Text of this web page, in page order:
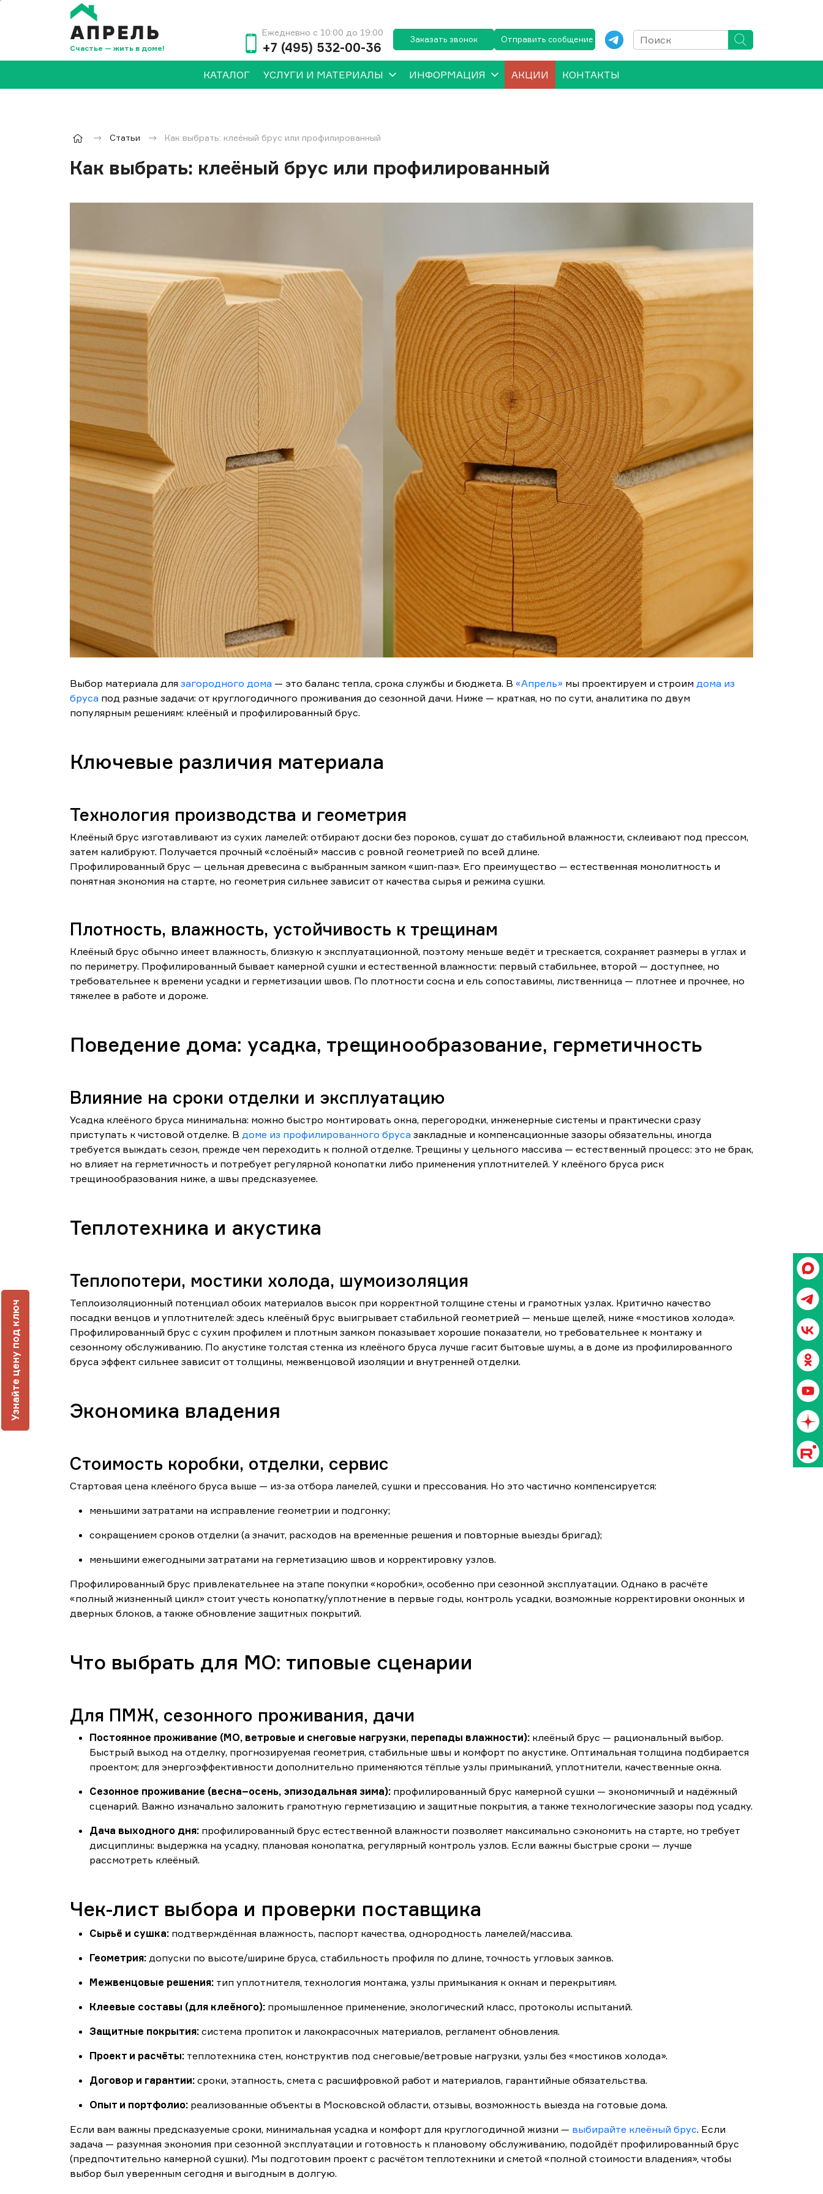
Счастье — жить в доме!
Ежедневно с 10:00 до 19:00
+7 (495) 532-00-36
Заказать звонок Отправить сообщение
КАТАЛОГ УСЛУГИ И МАТЕРИАЛЫ ИНФОРМАЦИЯ АКЦИИ КОНТАКТЫ
Статьи Как выбрать: клеёный брус или профилированный
Как выбрать: клеёный брус или профилированный
Выбор материала для загородного дома — это баланс тепла, срока службы и бюджета. В «Апрель» мы проектируем и строим дома из
бруса под разные задачи: от круглогодичного проживания до сезонной дачи. Ниже — краткая, но по сути, аналитика по двум
популярным решениям: клеёный и профилированный брус.
Ключевые различия материала
Технология производства и геометрия
Клеёный брус изготавливают из сухих ламелей: отбирают доски без пороков, сушат до стабильной влажности, склеивают под прессом,
затем калибруют. Получается прочный «слоёный» массив с ровной геометрией по всей длине.
Профилированный брус — цельная древесина с выбранным замком «шип-паз». Его преимущество — естественная монолитность и
понятная экономия на старте, но геометрия сильнее зависит от качества сырья и режима сушки.
Плотность, влажность, устойчивость к трещинам
Клеёный брус обычно имеет влажность, близкую к эксплуатационной, поэтому меньше ведёт и трескается, сохраняет размеры в углах и
по периметру. Профилированный бывает камерной сушки и естественной влажности: первый стабильнее, второй — доступнее, но
требовательнее к времени усадки и герметизации швов. По плотности сосна и ель сопоставимы, лиственница — плотнее и прочнее, но
тяжелее в работе и дороже.
Поведение дома: усадка, трещинообразование, герметичность
Влияние на сроки отделки и эксплуатацию
Усадка клеёного бруса минимальна: можно быстро монтировать окна, перегородки, инженерные системы и практически сразу
приступать к чистовой отделке. В доме из профилированного бруса закладные и компенсационные зазоры обязательны, иногда
требуется выждать сезон, прежде чем переходить к полной отделке. Трещины у цельного массива — естественный процесс: это не брак,
но влияет на герметичность и потребует регулярной конопатки либо применения уплотнителей. У клеёного бруса риск
трещинообразования ниже, а швы предсказуемее.
Теплотехника и акустика
Теплопотери, мостики холода, шумоизоляция
Теплоизоляционный потенциал обоих материалов высок при корректной толщине стены и грамотных узлах. Критично качество
посадки венцов и уплотнителей: здесь клеёный брус выигрывает стабильной геометрией — меньше щелей, ниже «мостиков холода».
Профилированный брус с сухим профилем и плотным замком показывает хорошие показатели, но требовательнее к монтажу и
сезонному обслуживанию. По акустике толстая стенка из клеёного бруса лучше гасит бытовые шумы, а в доме из профилированного
бруса эффект сильнее зависит от толщины, межвенцовой изоляции и внутренней отделки.
Экономика владения
Стоимость коробки, отделки, сервис
Стартовая цена клеёного бруса выше — из-за отбора ламелей, сушки и прессования. Но это частично компенсируется:
меньшими затратами на исправление геометрии и подгонку;
сокращением сроков отделки (а значит, расходов на временные решения и повторные выезды бригад);
меньшими ежегодными затратами на герметизацию швов и корректировку узлов.
Профилированный брус привлекательнее на этапе покупки «коробки», особенно при сезонной эксплуатации. Однако в расчёте
«полный жизненный цикл» стоит учесть конопатку/уплотнение в первые годы, контроль усадки, возможные корректировки оконных и
дверных блоков, а также обновление защитных покрытий.
Что выбрать для МО: типовые сценарии
Для ПМЖ, сезонного проживания, дачи
Постоянное проживание (МО, ветровые и снеговые нагрузки, перепады влажности): клеёный брус — рациональный выбор.
Быстрый выход на отделку, прогнозируемая геометрия, стабильные швы и комфорт по акустике. Оптимальная толщина подбирается
проектом; для энергоэффективности дополнительно применяются тёплые узлы примыканий, уплотнители, качественные окна.
Сезонное проживание (весна–осень, эпизодальная зима): профилированный брус камерной сушки — экономичный и надёжный
сценарий. Важно изначально заложить грамотную герметизацию и защитные покрытия, а также технологические зазоры под усадку.
Дача выходного дня: профилированный брус естественной влажности позволяет максимально сэкономить на старте, но требует
дисциплины: выдержка на усадку, плановая конопатка, регулярный контроль узлов. Если важны быстрые сроки — лучше
рассмотреть клеёный.
Чек-лист выбора и проверки поставщика
Сырьё и сушка: подтверждённая влажность, паспорт качества, однородность ламелей/массива.
Геометрия: допуски по высоте/ширине бруса, стабильность профиля по длине, точность угловых замков.
Межвенцовые решения: тип уплотнителя, технология монтажа, узлы примыкания к окнам и перекрытиям.
Клеевые составы (для клеёного): промышленное применение, экологический класс, протоколы испытаний.
Защитные покрытия: система пропиток и лакокрасочных материалов, регламент обновления.
Проект и расчёты: теплотехника стен, конструктив под снеговые/ветровые нагрузки, узлы без «мостиков холода».
Договор и гарантии: сроки, этапность, смета с расшифровкой работ и материалов, гарантийные обязательства.
Опыт и портфолио: реализованные объекты в Московской области, отзывы, возможность выезда на готовые дома.
Если вам важны предсказуемые сроки, минимальная усадка и комфорт для круглогодичной жизни — выбирайте клеёный брус. Если
задача — разумная экономия при сезонной эксплуатации и готовность к плановому обслуживанию, подойдёт профилированный брус
(предпочтительно камерной сушки). Мы подготовим проект с расчётом теплотехники и сметой «полной стоимости владения», чтобы
выбор был уверенным сегодня и выгодным в долгую.
У
з
н
а
й
т
е
ц
е
н
у
п
о
д
к
л
ю
ч